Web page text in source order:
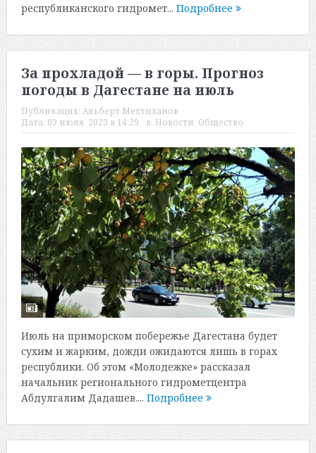
республиканского гидромет... Подробнее
За прохладой — в горы. Прогноз
погоды в Дагестане на июль
Публикация: Альберт Мехтиханов
Дата: 03 июля, 2023 в 14:29 в: Новости, Общество
Июль на приморском побережье Дагестана будет
сухим и жарким, дожди ожидаются лишь в горах
республики. Об этом «Молодежке» рассказал
начальник регионального гидрометцентра
Абдулгалим Дадашев.... Подробнее